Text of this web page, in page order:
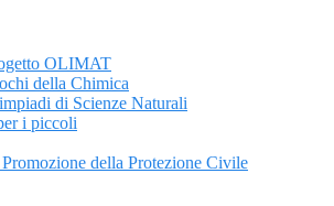
OLIMAT
della Chimica
di Scienze Naturali
i piccoli
della Protezione Civile